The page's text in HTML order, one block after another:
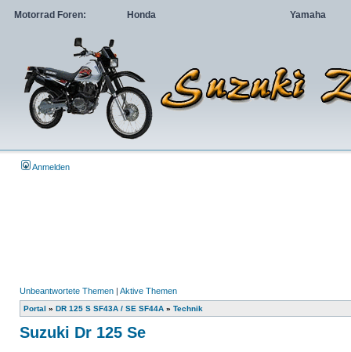
Motorrad Foren: Honda Yamaha
Anmelden
Unbeantwortete Themen | Aktive Themen
Portal » DR 125 S SF43A / SE SF44A » Technik
Suzuki Dr 125 Se